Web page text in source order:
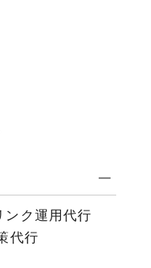
ンク運用代行
代行